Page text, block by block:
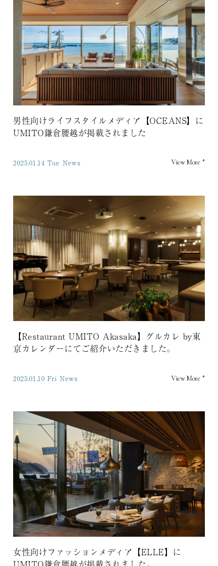
男性向けライフスタイルメディア【OCEANS】に
UMITO鎌倉腰越が掲載されました
2025.01.14 Tue News View More +
【Restaurant UMITO Akasaka】グルカレ by東
京カレンダーにてご紹介いただきました。
2025.01.10 Fri News View More +
女性向けファッションメディア【ELLE】に